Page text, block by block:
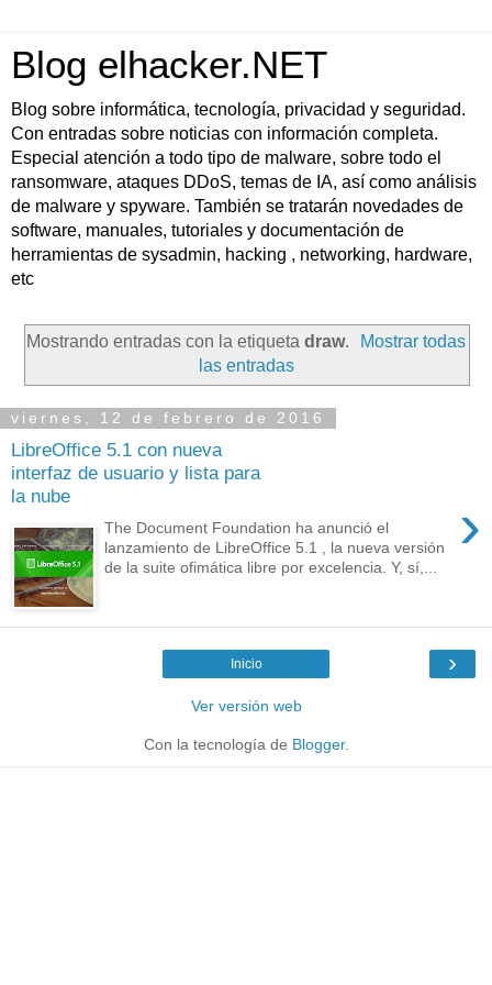
Blog elhacker.NET
Blog sobre informática, tecnología, privacidad y seguridad.
Con entradas sobre noticias con información completa.
Especial atención a todo tipo de malware, sobre todo el
ransomware, ataques DDoS, temas de IA, así como análisis
de malware y spyware. También se tratarán novedades de
software, manuales, tutoriales y documentación de
herramientas de sysadmin, hacking , networking, hardware,
etc
Mostrando entradas con la etiqueta draw.
Mostrar todas
las entradas
viernes, 12 de febrero de 2016
LibreOffice 5.1 con nueva
interfaz de usuario y lista para
la nube
›
The Document Foundation ha anunció el
lanzamiento de LibreOffice 5.1 , la nueva versión
de la suite ofimática libre por excelencia. Y, sí,...
›
Inicio
Ver versión web
Con la tecnología de Blogger.